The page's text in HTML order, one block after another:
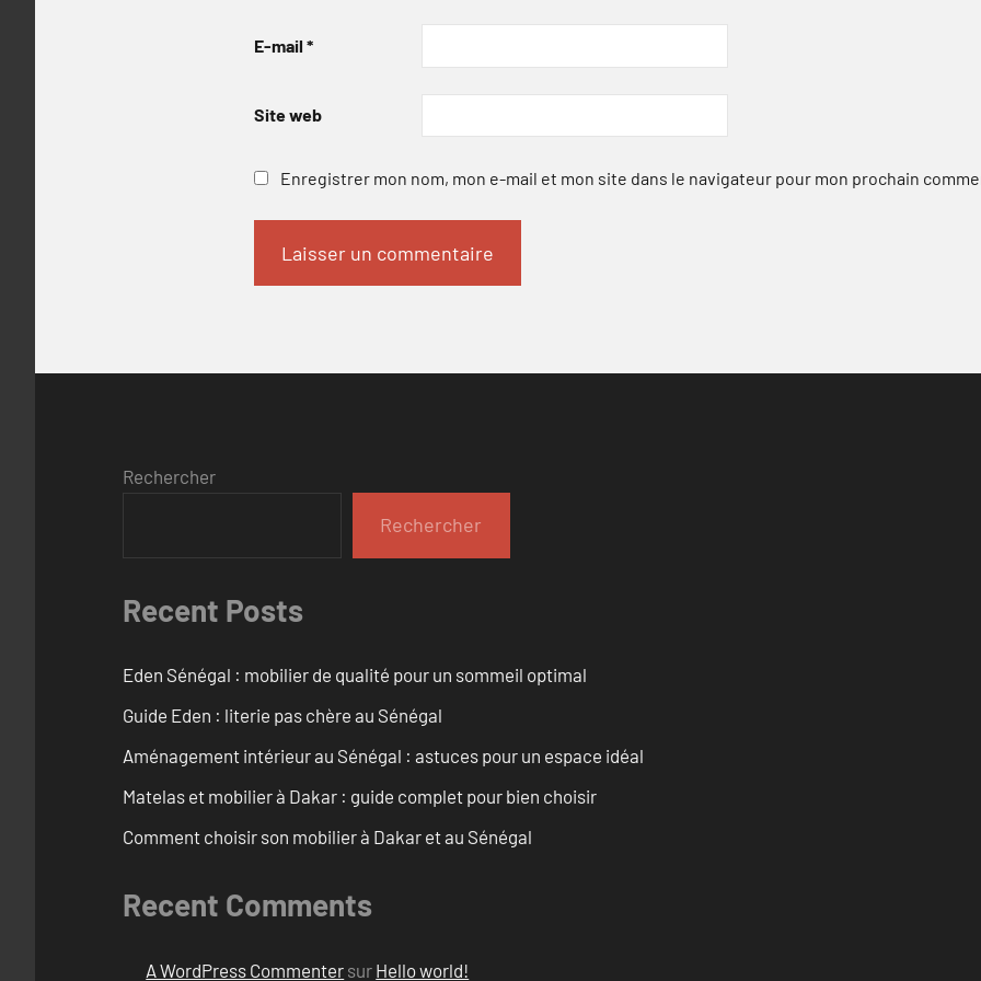
E-mail *
Site web
Enregistrer mon nom, mon e-mail et mon site dans le navigateur pour mon prochain
Rechercher
Rechercher
Recent Posts
Eden Sénégal : mobilier de qualité pour un sommeil optimal
Guide Eden : literie pas chère au Sénégal
Aménagement intérieur au Sénégal : astuces pour un espace idéal
Matelas et mobilier à Dakar : guide complet pour bien choisir
Comment choisir son mobilier à Dakar et au Sénégal
Recent Comments
A WordPress Commenter sur Hello world!